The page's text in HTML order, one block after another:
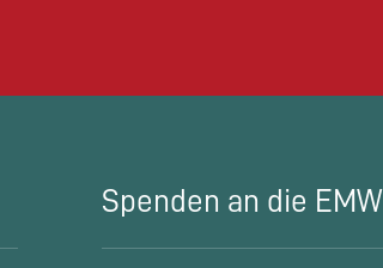
Spenden an die EMW